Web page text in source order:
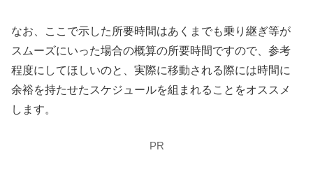
なお、ここで示した所要時間はあくまでも乗り継ぎ等が
スムーズにいった場合の概算の所要時間ですので、参考
程度にしてほしいのと、実際に移動される際には時間に
余裕を持たせたスケジュールを組まれることをオススメ
します。
PR